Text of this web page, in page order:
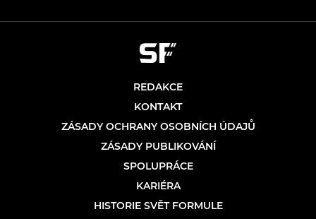
REDAKCE
KONTAKT
ZÁSADY OCHRANY OSOBNÍCH ÚDAJŮ
ZÁSADY PUBLIKOVÁNÍ
SPOLUPRÁCE
KARIÉRA
HISTORIE SVĚT FORMULE